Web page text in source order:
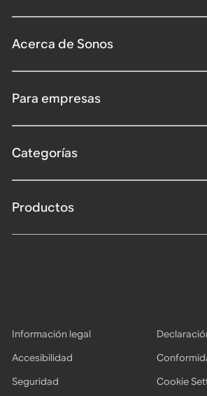
Acerca de Sonos
Para empresas
Categorías
Productos
Información legal
Accesibilidad
Seguridad
Cookie